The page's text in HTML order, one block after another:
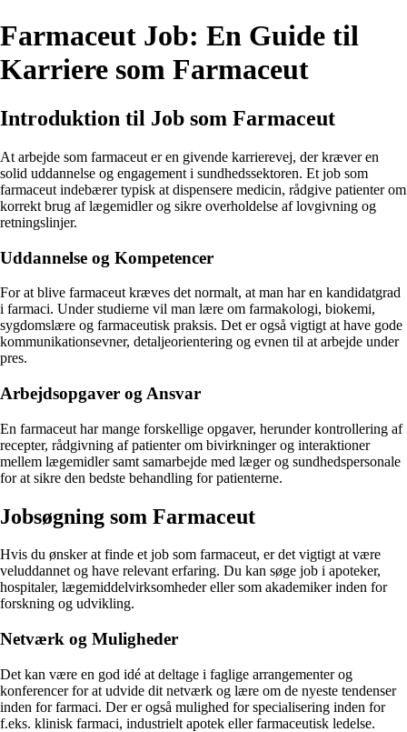
Farmaceut Job: En Guide til
Karriere som Farmaceut
Introduktion til Job som Farmaceut
At arbejde som farmaceut er en givende karrierevej, der kræver en
solid uddannelse og engagement i sundhedssektoren. Et job som
farmaceut indebærer typisk at dispensere medicin, rådgive patienter om
korrekt brug af lægemidler og sikre overholdelse af lovgivning og
retningslinjer.
Uddannelse og Kompetencer
For at blive farmaceut kræves det normalt, at man har en kandidatgrad
i farmaci. Under studierne vil man lære om farmakologi, biokemi,
sygdomslære og farmaceutisk praksis. Det er også vigtigt at have gode
kommunikationsevner, detaljeorientering og evnen til at arbejde under
pres.
Arbejdsopgaver og Ansvar
En farmaceut har mange forskellige opgaver, herunder kontrollering af
recepter, rådgivning af patienter om bivirkninger og interaktioner
mellem lægemidler samt samarbejde med læger og sundhedspersonale
for at sikre den bedste behandling for patienterne.
Jobsøgning som Farmaceut
Hvis du ønsker at finde et job som farmaceut, er det vigtigt at være
veluddannet og have relevant erfaring. Du kan søge job i apoteker,
hospitaler, lægemiddelvirksomheder eller som akademiker inden for
forskning og udvikling.
Netværk og Muligheder
Det kan være en god idé at deltage i faglige arrangementer og
konferencer for at udvide dit netværk og lære om de nyeste tendenser
inden for farmaci. Der er også mulighed for specialisering inden for
f.eks. klinisk farmaci, industrielt apotek eller farmaceutisk ledelse.